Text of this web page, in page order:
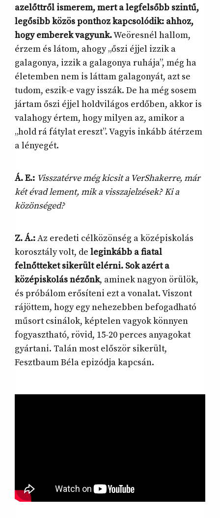
azelőttről ismerem, mert a legfelsőbb szintű,
legősibb közös ponthoz kapcsolódik: ahhoz,
hogy emberek vagyunk.Weöresnél hallom,
érzem és látom, ahogy „őszi éjjel izzik a
galagonya, izzik a galagonya ruhája”, még ha
életemben nem is láttam galagonyát, azt se
tudom, eszik-e vagy isszák. De ha még sosem
jártam őszi éjjel holdvilágos erdőben, akkor is
valahogy értem, hogy milyen az, amikor a
„hold rá fátylat ereszt”. Vagyis inkább átérzem
a lényegét.
Á. E.: Visszatérve még kicsit a VerShakerre, már
két évad lement, mik a visszajelzések? Ki a
közönséged?
Z. Á.:Az eredeti célközönség a középiskolás
korosztály volt, de leginkább a fiatal
felnőtteket sikerült elérni. Sok azért a
középiskolás nézőnk, aminek nagyon örülök,
és próbálom erősíteni ezt a vonalat. Viszont
rájöttem, hogy egy nehezebben befogadható
műsort csinálok, képtelen vagyok könnyen
fogyasztható, rövid, 15-20 perces anyagokat
gyártani. Talán most először sikerült,
Fesztbaum Béla epizódja kapcsán.